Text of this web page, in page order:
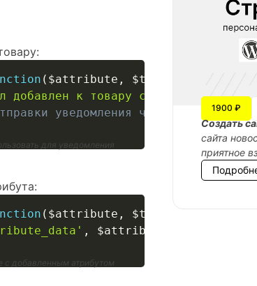
( $attribute , $taxonomy
добавлен к товару с ID '
уведомления через email или
для уведомления
( $attribute , $taxonomy
, $attribute
с добавленным атрибутом
1900 ₽
Cоздать
сайта
приятное